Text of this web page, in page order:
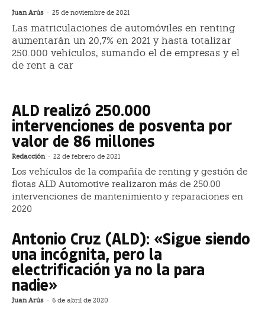
Juan Arús - 25 de noviembre de 2021
Las matriculaciones de automóviles en renting
aumentarán un 20,7% en 2021 y hasta totalizar
250.000 vehículos, sumando el de empresas y el
de rent a car
ALD realizó 250.000
intervenciones de posventa por
valor de 86 millones
Redacción - 22 de febrero de 2021
Los vehículos de la compañía de renting y gestión de
flotas ALD Automotive realizaron más de 250.00
intervenciones de mantenimiento y reparaciones en
2020
Antonio Cruz (ALD): «Sigue siendo
una incógnita, pero la
electrificación ya no la para
nadie»
Juan Arús - 6 de abril de 2020